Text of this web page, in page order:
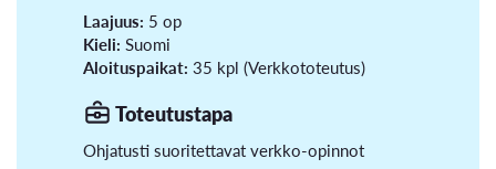
Laajuus: 5 op
Kieli: Suomi
Aloituspaikat: 35 kpl (Verkkototeutus)
Toteutustapa
Ohjatusti suoritettavat verkko-opinnot